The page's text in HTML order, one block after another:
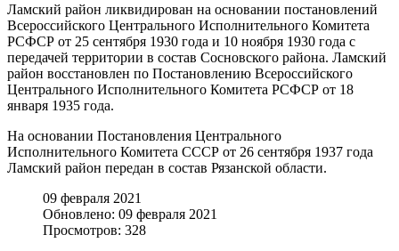
Ламский район ликвидирован на основании постановлений
Всероссийского Центрального Исполнительного Комитета
РСФСР от 25 сентября 1930 года и 10 ноября 1930 года с
передачей территории в состав Сосновского района. Ламский
район восстановлен по Постановлению Всероссийского
Центрального Исполнительного Комитета РСФСР от 18
января 1935 года.
На основании Постановления Центрального
Исполнительного Комитета СССР от 26 сентября 1937 года
Ламский район передан в состав Рязанской области.
09 февраля 2021
Обновлено: 09 февраля 2021
Просмотров: 328